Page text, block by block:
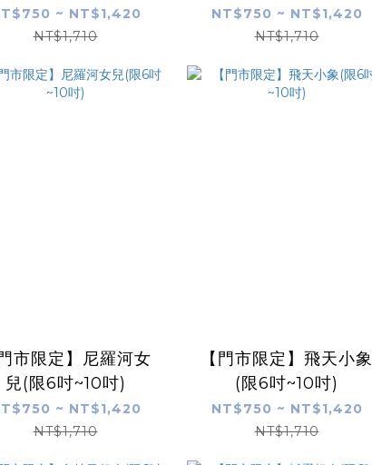
~ NT$1,420
NT$1,710
NT$750 ~ NT$1,420
NT$1,710
門市限定】尼羅河女
兒(限6吋~10吋)
~ NT$1,420
NT$1,710
【門市限定】飛天小象
(限6吋~10吋)
NT$750 ~ NT$1,420
NT$1,710